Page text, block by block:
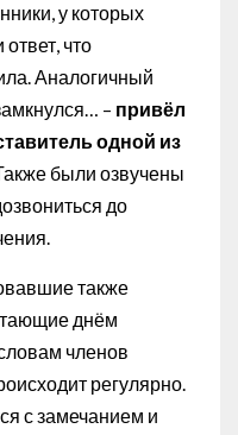
у которых
что
Аналогичный
– привёл
одной из
были озвучены
до
также
днём
членов
регулярно.
с замечанием и